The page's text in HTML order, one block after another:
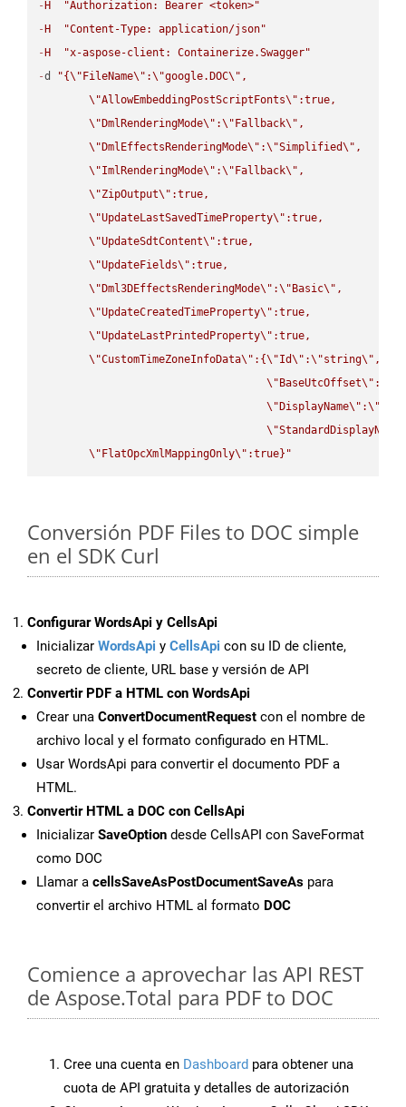
- H
"Authorization: Bearer <token>"
- H
"Content-Type: application/json"
- H
"x-aspose-client: Containerize.Swagger"
-d "{\" FileName\" :\"google.DOC\" ,
\"AllowEmbeddingPostScriptFonts\" :true,
\" DmlRenderingMode\" :\" Fallback\" ,
\" DmlEffectsRenderingMode\" :\"Simplified\" ,
\"ImlRenderingMode\" :\" Fallback\" ,
\"ZipOutput\" :true,
\"UpdateLastSavedTimeProperty\" :true,
\"UpdateSdtContent\" :true,
\"UpdateFields\" :true,
\" Dml3DEffectsRenderingMode\" :\" Basic\" ,
\"UpdateCreatedTimeProperty\" :true,
\"UpdateLastPrintedProperty\" :true,
\"CustomTimeZoneInfoData\" :{\"Id\" :\"string\" ,
\" BaseUtcOffset\" :
\" DisplayName\" :\"
\"StandardDisplayName
\" FlatOpcXmlMappingOnly\" :true}"
Conversión PDF Files to DOC simple
en el SDK Curl
Configurar WordsApi y CellsApi
Inicializar WordsApi y CellsApi con su ID de cliente,
secreto de cliente, URL base y versión de API
Convertir PDF a HTML con WordsApi
Crear una ConvertDocumentRequest con el nombre de
archivo local y el formato configurado en HTML.
Usar WordsApi para convertir el documento PDF a
HTML.
Convertir HTML a DOC con CellsApi
Inicializar SaveOption desde CellsAPI con SaveFormat
como DOC
Llamar a cellsSaveAsPostDocumentSaveAs para
convertir el archivo HTML al formato DOC
Comience a aprovechar las API REST
de Aspose.Total para PDF to DOC
Cree una cuenta en Dashboard para obtener una
cuota de API gratuita y detalles de autorización